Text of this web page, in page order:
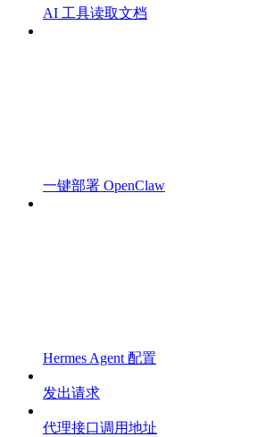
AI 工具读取文档
一键部署 OpenClaw
Hermes Agent 配置
发出请求
代理接口调用地址